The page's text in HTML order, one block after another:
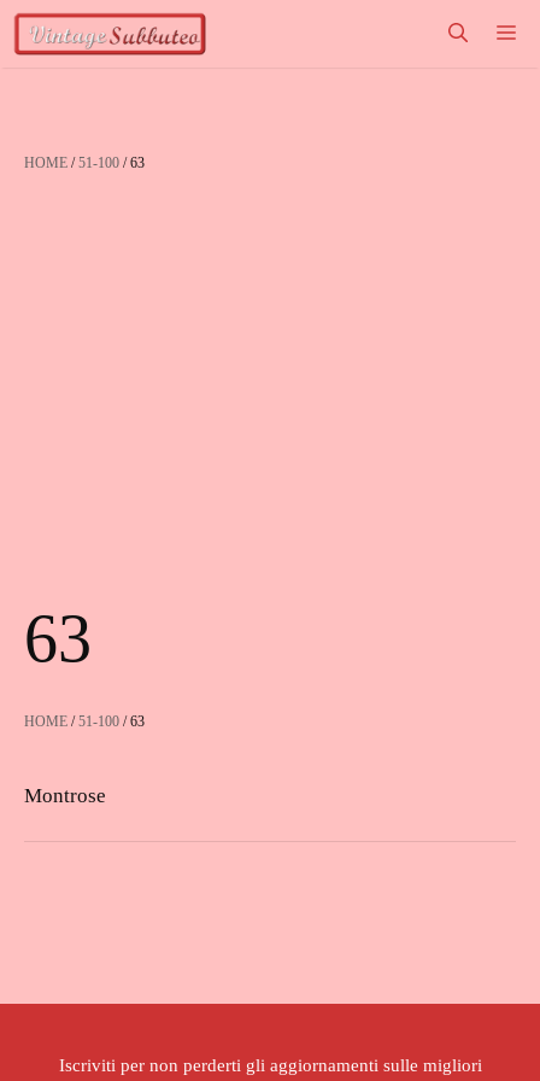
Vai
HOME /51-100 / 63
63
HOME /51-100 / 63
Montrose
Iscriviti per non perderti gli aggiornamenti sulle migliori